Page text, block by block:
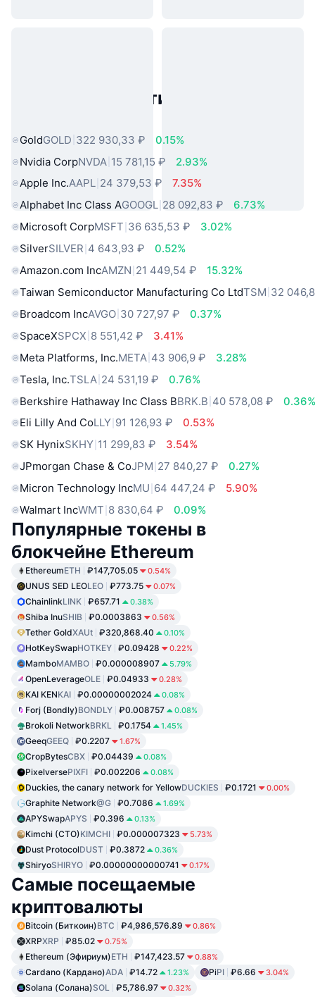
Популярные активы реального
GoldGOLD 322 930,33 ₽
0.15%
Nvidia CorpNVDA 15 781,15 ₽
2.93%
Apple Inc.AAPL 24 379,53 ₽
7.35%
Alphabet Inc Class AGOOGL 28 092,83 ₽
6.73%
Microsoft CorpMSFT 36 635,53 ₽
3.02%
SilverSILVER 4 643,93 ₽
0.52%
Amazon.com IncAMZN 21 449,54 ₽
15.32%
Taiwan Semiconductor Manufacturing Co LtdTSM 32
Broadcom IncAVGO 30 727,97 ₽
0.37%
SpaceXSPCX 8 551,42 ₽
3.41%
Meta Platforms, Inc.META 43 906,9 ₽
3.28%
Tesla, Inc.TSLA 24 531,19 ₽
0.76%
Berkshire Hathaway Inc Class BBRK.B 40 578,08 ₽
Eli Lilly And CoLLY 91 126,93 ₽
0.53%
SK HynixSKHY 11 299,83 ₽
3.54%
JPmorgan Chase & CoJPM 27 840,27 ₽
0.27%
Micron Technology IncMU 64 447,24 ₽
5.90%
Walmart IncWMT 8 830,64 ₽ 0.09%
Популярные токены в
блокчейне Ethereum
EthereumETH ₽147,705.05 0.54%
UNUS SED LEOLEO ₽773.75 0.07%
ChainlinkLINK ₽657.71 0.38%
Shiba InuSHIB ₽0.0003863 0.56%
Tether GoldXAUt ₽320,868.40 0.10%
HotKeySwapHOTKEY ₽0.09428 0.22%
MamboMAMBO ₽0.000008907 5.79%
OpenLeverageOLE ₽0.04933 0.28%
KAI KENKAI ₽0.00000002024 0.08%
Forj (Bondly)BONDLY ₽0.008757 0.08%
Brokoli NetworkBRKL ₽0.1754 1.45%
GeeqGEEQ ₽0.2207 1.67%
CropBytesCBX ₽0.04439 0.08%
PixelversePIXFI ₽0.002206 0.08%
Duckies, the canary network for YellowDUCKIES ₽0.1721 0.00%
Graphite Network@G ₽0.7086 1.69%
APYSwapAPYS ₽0.396 0.13%
Kimchi (CTO)KIMCHI ₽0.000007323 5.73%
Dust ProtocolDUST ₽0.3872 0.36%
ShiryoSHIRYO ₽0.00000000000741 0.17%
Самые посещаемые
криптовалюты
Bitcoin (Биткоин)BTC ₽4,986,576.89 0.86%
XRPXRP ₽85.02 0.75%
Ethereum (Эфириум)ETH ₽147,423.57 0.88%
Cardano (Кардано)ADA ₽14.72 1.23% PiPI ₽6.66 3.04%
Solana (Солана)SOL ₽5,786.97 0.32%